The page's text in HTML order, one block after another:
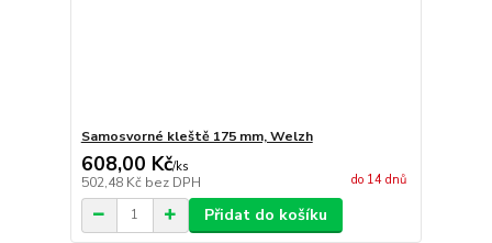
Samosvorné kleště 175 mm, Welzh
608,00 Kč/ks
502,48 Kč bez DPH do 14 dnů
Přidat do košíku